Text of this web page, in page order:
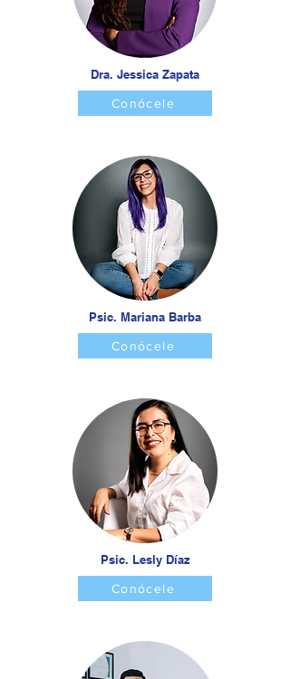
Dra. Jessica Zapata
Conócele
Psic. Mariana Barba
Conócele
Psic. Lesly Díaz
Conócele